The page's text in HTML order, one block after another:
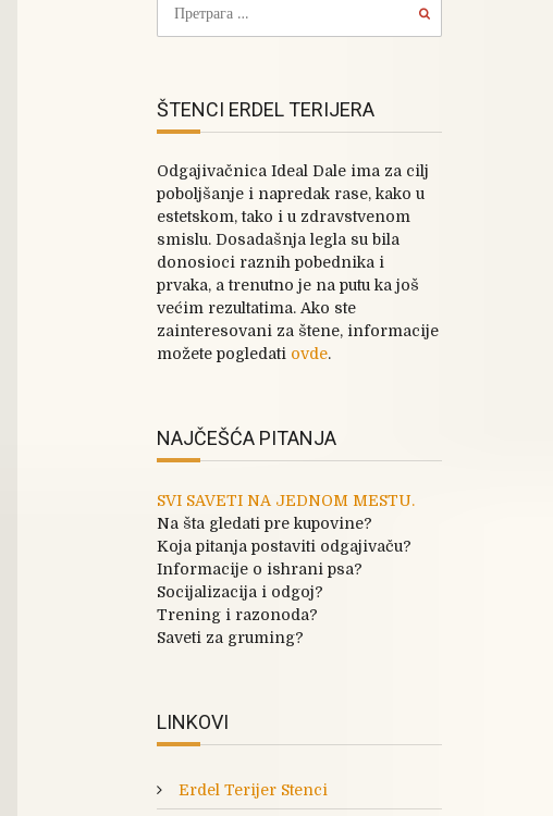
ŠTENCI ERDEL TERIJERA
Odgajivačnica Ideal Dale ima za cilj
poboljšanje i napredak rase, kako u
estetskom, tako i u zdravstvenom
smislu. Dosadašnja legla su bila
donosioci raznih pobednika i
prvaka, a trenutno je na putu ka još
većim rezultatima. Ako ste
zainteresovani za štene, informacije
možete pogledati ovde.
NAJČEŠĆA PITANJA
SVI SAVETI NA JEDNOM MESTU.
Na šta gledati pre kupovine?
Koja pitanja postaviti odgajivaču?
Informacije o ishrani psa?
Socijalizacija i odgoj?
Trening i razonoda?
Saveti za gruming?
LINKOVI
Erdel Terijer Stenci